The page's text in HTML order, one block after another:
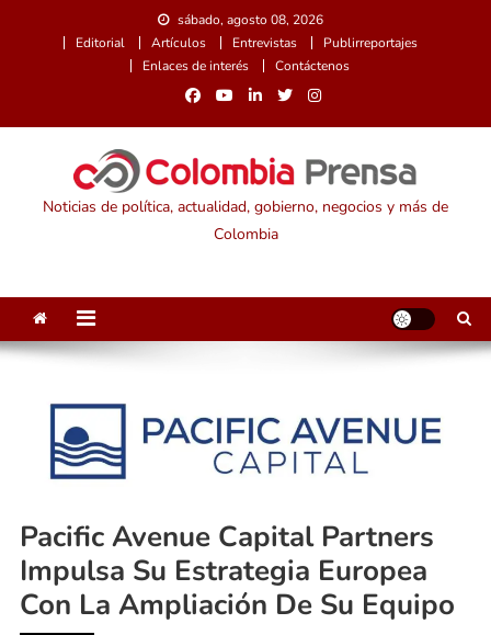
sábado, agosto 08, 2026
Editorial
Artículos Entrevistas
Publirreportajes
Enlaces de interés
Contáctenos
Noticias de política, actualidad, gobierno, negocios y más de
Colombia
Pacific Avenue Capital Partners
Impulsa Su Estrategia Europea
Con La Ampliación De Su Equipo